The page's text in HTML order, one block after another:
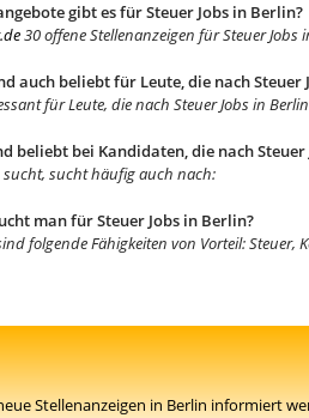
gibt es für Steuer Jobs in Berlin?
30 offene Stellenanzeigen für Steuer Jobs
auch beliebt für Leute, die nach Steuer
für Leute, die nach Steuer Jobs in
beliebt bei Kandidaten, die nach
sucht, sucht häufig auch nach:
man für Steuer Jobs in Berlin?
folgende Fähigkeiten von Vorteil: Steuer,
Stellenanzeigen in Berlin informiert